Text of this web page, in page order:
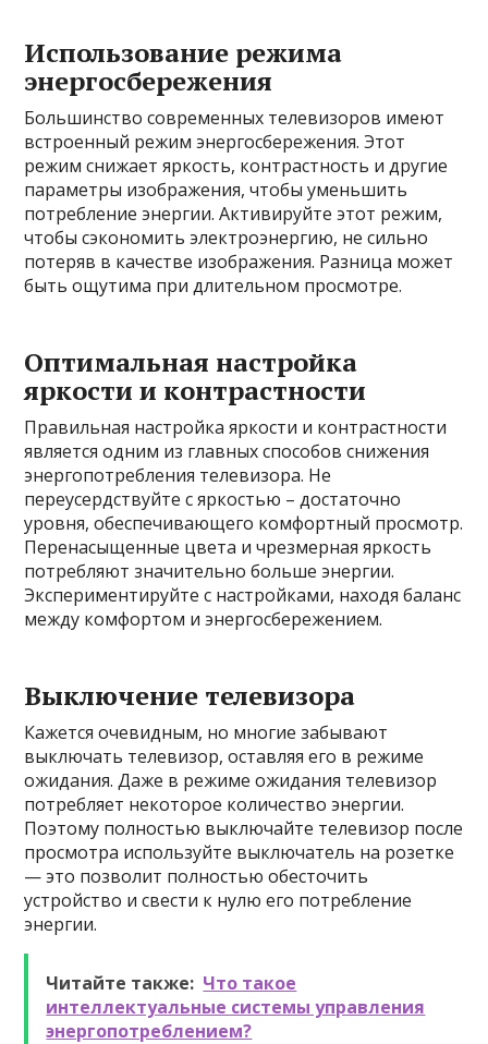
Использование режима
энергосбережения
Большинство современных телевизоров имеют
встроенный режим энергосбережения. Этот
режим снижает яркость, контрастность и другие
параметры изображения, чтобы уменьшить
потребление энергии. Активируйте этот режим,
чтобы сэкономить электроэнергию, не сильно
потеряв в качестве изображения. Разница может
быть ощутима при длительном просмотре.
Оптимальная настройка
яркости и контрастности
Правильная настройка яркости и контрастности
является одним из главных способов снижения
энергопотребления телевизора. Не
переусердствуйте с яркостью – достаточно
уровня, обеспечивающего комфортный просмотр.
Перенасыщенные цвета и чрезмерная яркость
потребляют значительно больше энергии.
Экспериментируйте с настройками, находя баланс
между комфортом и энергосбережением.
Выключение телевизора
Кажется очевидным, но многие забывают
выключать телевизор, оставляя его в режиме
ожидания. Даже в режиме ожидания телевизор
потребляет некоторое количество энергии.
Поэтому полностью выключайте телевизор после
просмотра используйте выключатель на розетке
— это позволит полностью обесточить
устройство и свести к нулю его потребление
энергии.
Читайте также: Что такое
интеллектуальные системы управления
энергопотреблением?